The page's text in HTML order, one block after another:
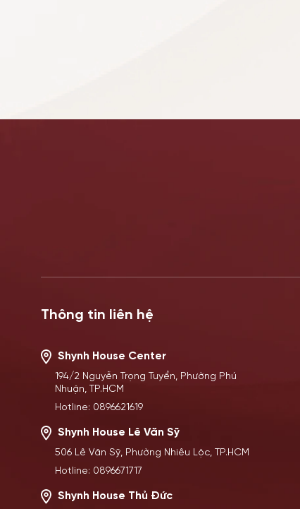
Thông tin liên hệ
Shynh House Center
194/2 Nguyễn Trọng Tuyển, Phường Phú
Nhuận, TP.HCM
Hotline: 0896621619
Shynh House Lê Văn Sỹ
506 Lê Văn Sỹ, Phường Nhiêu Lộc, TP.HCM
Hotline: 0896671717
Shynh House Thủ Đức